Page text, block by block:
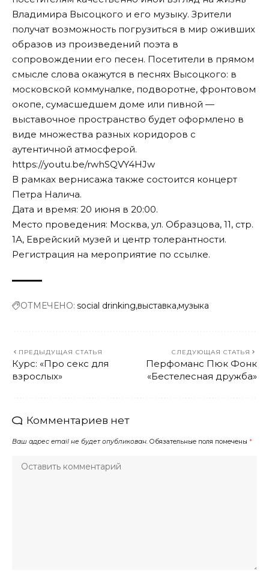
Владимира Высоцкого и его музыку. Зрители
получат возможность погрузиться в мир оживших
образов из произведений поэта в
сопровождении его песен. Посетители в прямом
смысле слова окажутся в песнях Высоцкого: в
московской коммуналке, подворотне, фронтовом
окопе, сумасшедшем доме или пивной —
выставочное пространство будет оформлено в
виде множества разных коридоров с
аутентичной атмосферой.
https://youtu.be/rwhSQVY4HJw
В рамках вернисажа также состоится концерт
Петра Налича.
Дата и время: 20 июня в 20:00.
Место проведения: Москва, ул. Образцова, 11, стр.
1А, Еврейский музей и центр толерантности.
Регистрация на мероприятие по ссылке.
ОТМЕЧЕНО: social drinking выставка музыка
ПРЕДЫДУЩАЯ СТАТЬЯ
Курс: «Про секс для
взрослых»
СЛЕДУЮЩАЯ СТАТЬЯ
Перфоманс Пюк Фонк
«Бестелесная дружба»
Комментариев нет
Ваш адрес email не будет опубликован. Обязательные поля помечены *